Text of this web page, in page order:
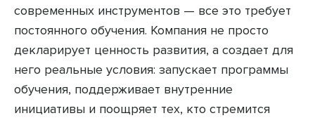
современных инструментов — все это требует
постоянного обучения. Компания не просто
декларирует ценность развития, а создает для
него реальные условия: запускает программы
обучения, поддерживает внутренние
инициативы и поощряет тех, кто стремится